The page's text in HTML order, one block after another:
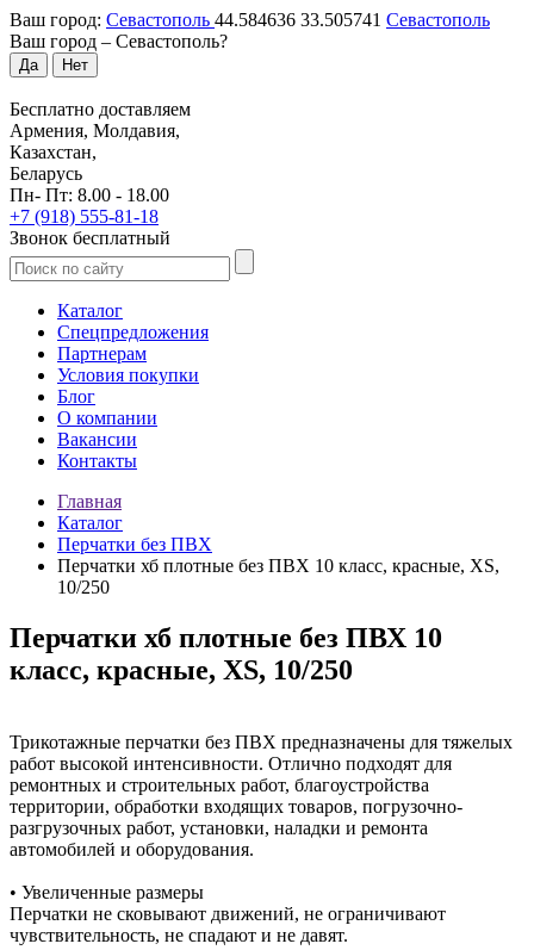
Ваш город: Севастополь 44.584636 33.505741 Севастополь
Ваш город – Севастополь?
Да Нет
Бесплатно доставляем
Армения, Молдавия,
Казахстан,
Беларусь
Пн- Пт: 8.00 - 18.00
+7 (918) 555-81-18
Звонок бесплатный
Каталог
Спецпредложения
Партнерам
Условия покупки
Блог
О компании
Вакансии
Контакты
Главная
Каталог
Перчатки без ПВХ
Перчатки хб плотные без ПВХ 10 класс, красные, XS,
10/250
Перчатки хб плотные без ПВХ 10
класс, красные, XS, 10/250
Трикотажные перчатки без ПВХ предназначены для тяжелых
работ высокой интенсивности. Отлично подходят для
ремонтных и строительных работ, благоустройства
территории, обработки входящих товаров, погрузочно-
разгрузочных работ, установки, наладки и ремонта
автомобилей и оборудования.
• Увеличенные размеры
Перчатки не сковывают движений, не ограничивают
чувствительность, не спадают и не давят.